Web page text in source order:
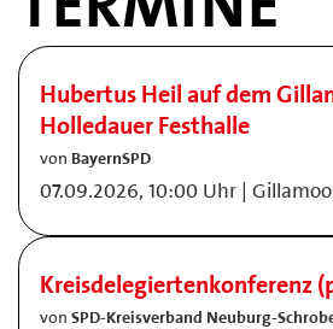
Hubertus Heil auf dem
Holledauer Festhalle
von BayernSPD
07.09.2026, 10:00 Uhr |
Kreisdelegiertenkonferenz
von SPD-Kreisverband Neuburg-